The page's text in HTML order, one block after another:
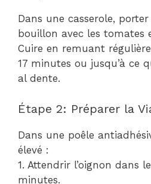
Dans une casserole,
bouillon avec les tomates
Cuire en remuant
17 minutes ou jusqu’à ce
al dente.
Étape 2: Préparer la
Dans une poêle
élevé :
1. Attendrir l’oignon dans
minutes.